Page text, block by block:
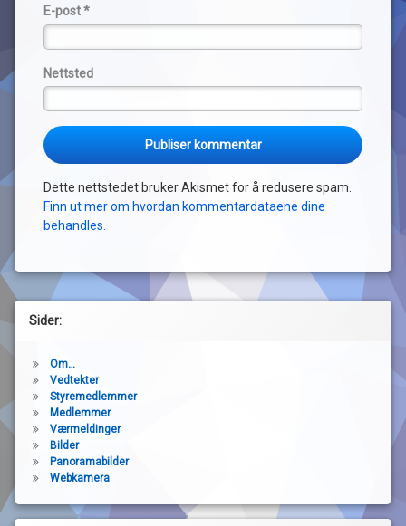
E-post*
Nettsted
Dette nettstedet bruker Akismet for å redusere spam.
Finn ut mer om hvordan kommentardataene dine
behandles.
Sider:
Om…
Vedtekter
Styremedlemmer
Medlemmer
Værmeldinger
Bilder
Panoramabilder
Webkamera